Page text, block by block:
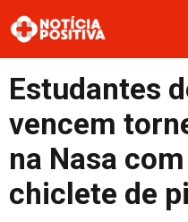
Boas Ações
Opinião
Estudantes
vencem
na Nasa
chiclete de